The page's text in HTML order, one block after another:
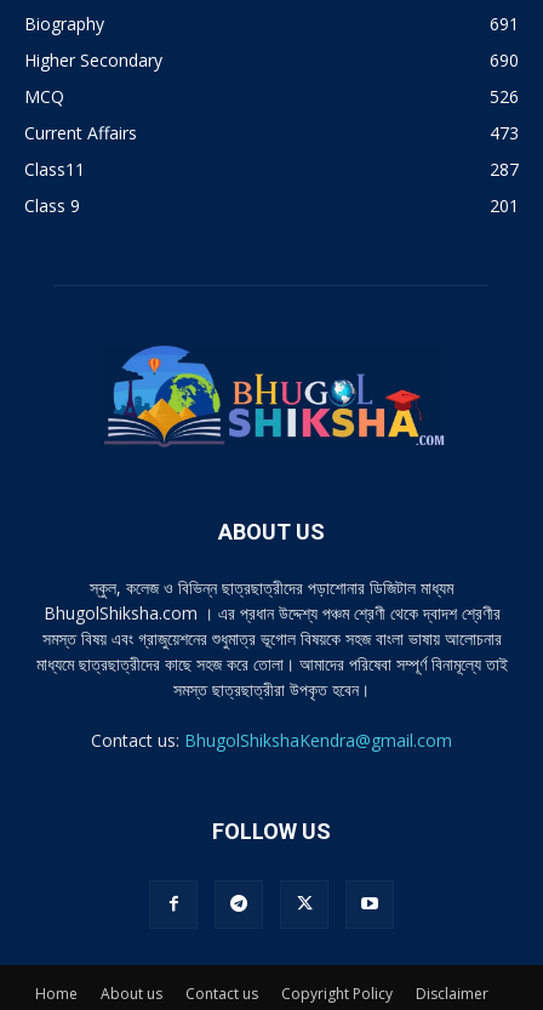
Biography
691
Higher Secondary
690
MCQ
526
Current Affairs
473
Class11
287
Class 9
201
ABOUT US
স্কুল, কলেজ ও বিভিন্ন ছাত্রছাত্রীদের পড়াশোনার ডিজিটাল মাধ্যম
BhugolShiksha.com । এর প্রধান উদ্দেশ্য পঞ্চম শ্রেণী থেকে দ্বাদশ শ্রেণীর
সমস্ত বিষয় এবং গ্রাজুয়েশনের শুধুমাত্র ভূগোল বিষয়কে সহজ বাংলা ভাষায় আলোচনার
মাধ্যমে ছাত্রছাত্রীদের কাছে সহজ করে তোলা। আমাদের পরিষেবা সম্পূর্ণ বিনামূল্যে তাই
সমস্ত ছাত্রছাত্রীরা উপকৃত হবেন।
Contact us: BhugolShikshaKendra@gmail.com
FOLLOW US
Home About us Contact us Copyright Policy
Disclaimer